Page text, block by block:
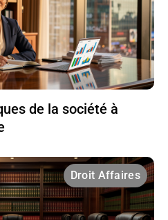
de la société à
Droit Affaires